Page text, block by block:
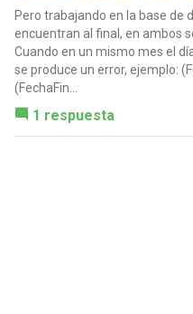
Pero trabajando en la base de
encuentran al final, en ambos
Cuando en un mismo mes el
se produce un error, ejemplo:
(FechaFin...
1 respuesta